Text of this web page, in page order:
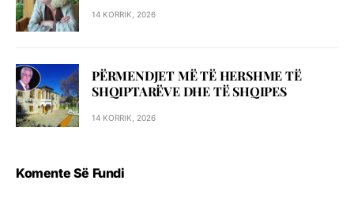
14 KORRIK, 2026
PËRMENDJET MË TË HERSHME TË
SHQIPTARËVE DHE TË SHQIPES
14 KORRIK, 2026
Komente Së Fundi